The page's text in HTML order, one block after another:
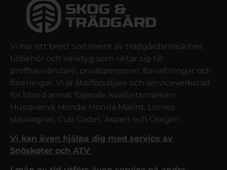
Vi har ett brett sortiment av trädgårdsmaskiner,
tillbehör och verktyg som riktar sig till
proffsanvändare, privatpersoner, förvaltningar och
föreningar. Vi är återförsäljare och serviceverkstad
för bland annat följande kvalitetsmärken:
Husqvarna, Honda, Honda Marint, Lorries
släpvagnar, Cub Cadet, Aspen och Oregon.
Vi kan även hjälpa dig med service av
Snöskoter och ATV